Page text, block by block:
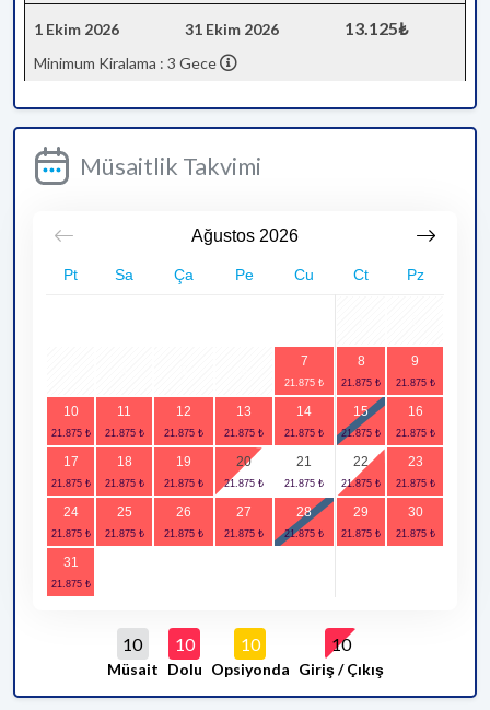
1 Ekim 2026 31 Ekim 2026 13.125₺
Minimum Kiralama : 3 Gece
Müsaitlik Takvimi
Ağustos 2026
Pt Sa Ça Pe Cu Ct Pz
7 8 9
10 11 12 13 14 15 16
17 18 19 20 21 22 23
24 25 26 27 28 29 30
31
10
Müsait
10
Dolu
10
Opsiyonda
10
Giriş / Çıkış